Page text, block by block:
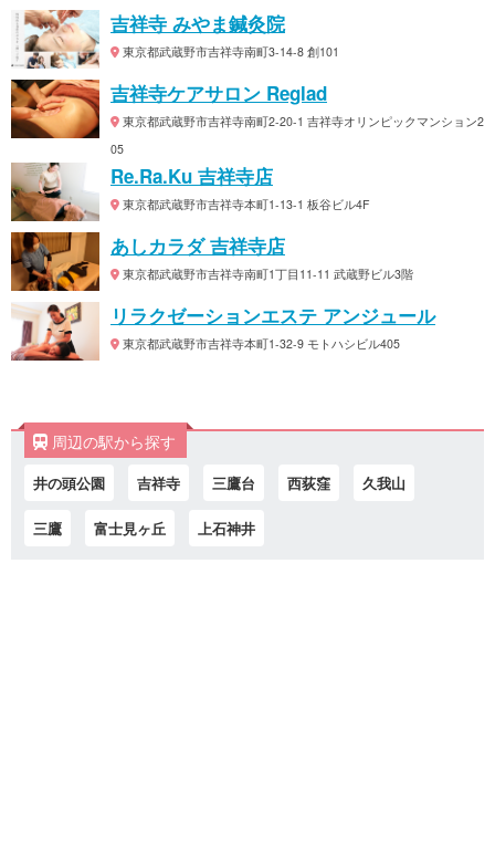
吉祥寺 みやま鍼灸院
東京都武蔵野市吉祥寺南町3-14-8 創101
吉祥寺ケアサロン Reglad
東京都武蔵野市吉祥寺南町2-20-1 吉祥寺オリンピックマンション2
05
Re.Ra.Ku 吉祥寺店
東京都武蔵野市吉祥寺本町1-13-1 板谷ビル4F
あしカラダ 吉祥寺店
東京都武蔵野市吉祥寺南町1丁目11-11 武蔵野ビル3階
リラクゼーションエステ アンジュール
東京都武蔵野市吉祥寺本町1-32-9 モトハシビル405
周辺の駅から探す
井の頭公園 吉祥寺 三鷹台 西荻窪 久我山
三鷹 富士見ヶ丘 上石神井